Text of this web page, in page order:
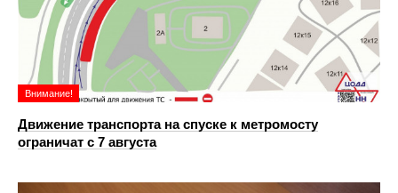
Внимание!
Движение транспорта на спуске к метромосту
ограничат с 7 августа